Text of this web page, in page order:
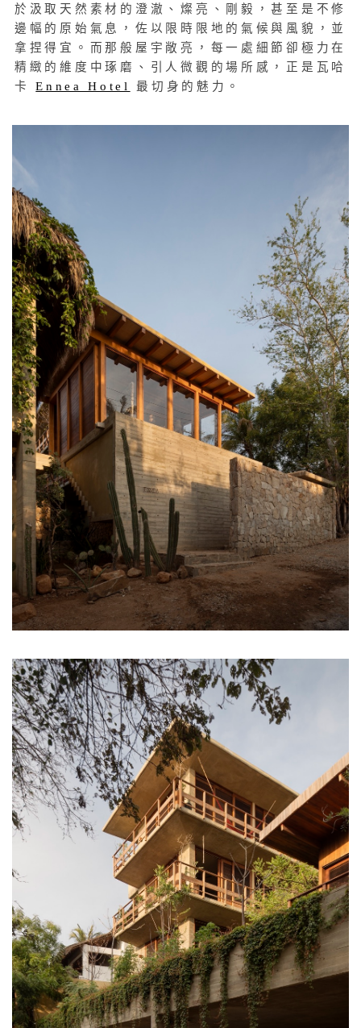
於汲取天然素材的澄澈、燦亮、剛毅，甚至是不修
邊幅的原始氣息，佐以限時限地的氣候與風貌，並
拿捏得宜。而那般屋宇敞亮，每一處細節卻極力在
精緻的維度中琢磨、引人微觀的場所感，正是瓦哈
卡Ennea Hotel 最切身的魅力。